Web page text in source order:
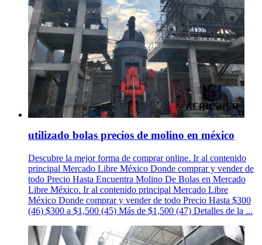
utilizado bolas precios de molino en méxico
Descubre la mejor forma de comprar online. Ir al contenido
principal Mercado Libre México Donde comprar y vender de
todo Precio Hasta Encuentra Molino De Bolas en Mercado
Libre México. Ir al contenido principal Mercado Libre
México Donde comprar y vender de todo Precio Hasta $300
(46) $300 a $1,500 (45) Más de $1,500 (47) Detalles de la ...